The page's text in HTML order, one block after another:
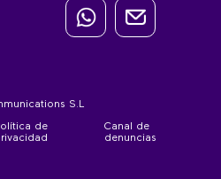
S.L
de
Canal de
denuncias